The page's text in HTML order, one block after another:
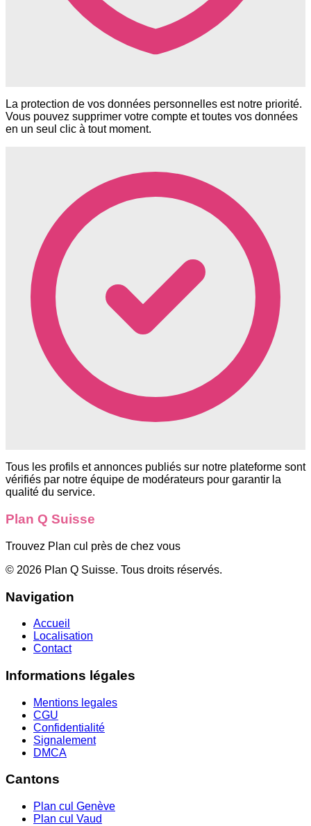
La protection de vos données personnelles est notre priorité.
Vous pouvez supprimer votre compte et toutes vos données
en un seul clic à tout moment.
Tous les profils et annonces publiés sur notre plateforme sont
vérifiés par notre équipe de modérateurs pour garantir la
qualité du service.
Plan Q Suisse
Trouvez Plan cul près de chez vous
© 2026 Plan Q Suisse. Tous droits réservés.
Navigation
Accueil
Localisation
Contact
Informations légales
Mentions legales
CGU
Confidentialité
Signalement
DMCA
Cantons
Plan cul Genève
Plan cul Vaud